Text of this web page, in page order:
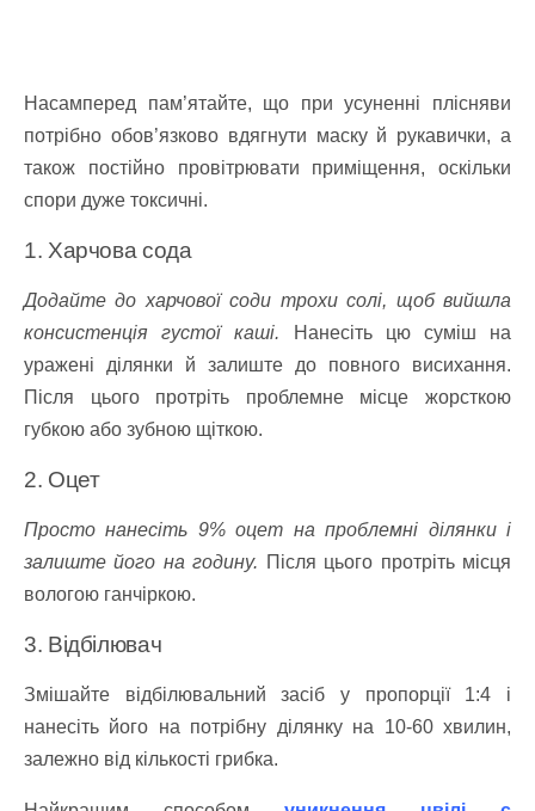
Насамперед пам’ятайте, що при усуненні плісняви
потрібно обов’язково вдягнути маску й рукавички, а
також постійно провітрювати приміщення, оскільки
спори дуже токсичні.
1. Харчова сода
Додайте до харчової соди трохи солі, щоб вийшла
консистенція густої каші. Нанесіть цю суміш на
уражені ділянки й залиште до повного висихання.
Після цього протріть проблемне місце жорсткою
губкою або зубною щіткою.
2. Оцет
Просто нанесіть 9% оцет на проблемні ділянки і
залиште його на годину. Після цього протріть місця
вологою ганчіркою.
3. Відбілювач
Змішайте відбілювальний засіб у пропорції 1:4 і
нанесіть його на потрібну ділянку на 10-60 хвилин,
залежно від кількості грибка.